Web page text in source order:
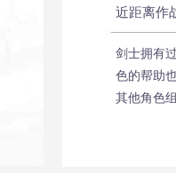
近距离作
剑士拥有
色的帮助
其他角色